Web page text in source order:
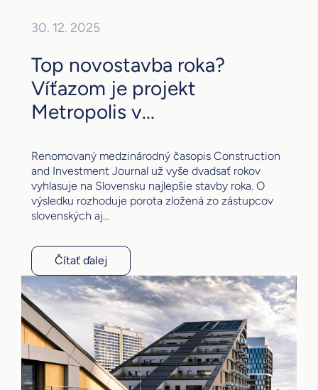
30. 12. 2025
Top novostavba roka?
Víťazom je projekt
Metropolis v...
Renomovaný medzinárodný časopis Construction
and Investment Journal už vyše dvadsať rokov
vyhlasuje na Slovensku najlepšie stavby roka. O
výsledku rozhoduje porota zložená zo zástupcov
slovenských aj...
Čítať ďalej